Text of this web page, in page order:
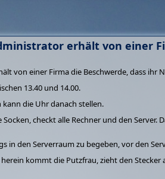
erhält von einer
von einer Firma die Beschwerde, dass ihr
13.40 und 14.00.
kann die Uhr danach stellen.
checkt alle Rechner und den
in den Serverraum zu begeben, vor den
kommt die Putzfrau, zieht den Stecker